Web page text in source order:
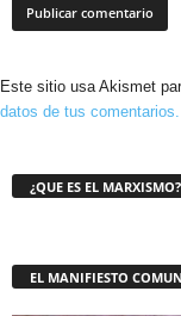
Este sitio usa Akismet
datos de tus comentarios.
¿QUE ES EL
EL MANIFIESTO